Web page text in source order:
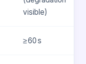
visible)
≥ 60 s